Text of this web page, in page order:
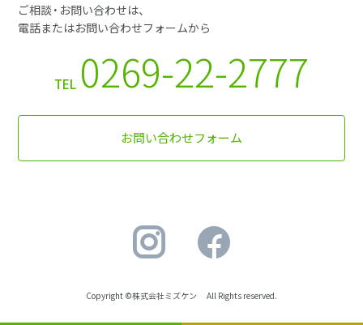
ご相談・お問い合わせは、
電話またはお問い合わせフォームから
TEL 0269-22-2777
お問い合わせフォーム
Copyright ©株式会社ミズケン All Rights reserved.